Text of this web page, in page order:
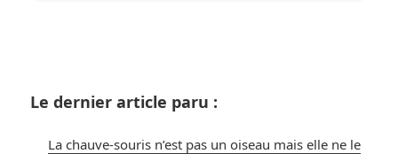
Le dernier article paru :
La chauve-souris n’est pas un oiseau mais elle ne le